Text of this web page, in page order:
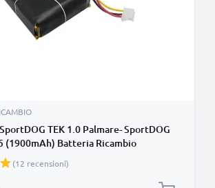
TEK 1.0 Palmare- SportDOG
(1900mAh) Batteria Ricambio
(12 recensioni)